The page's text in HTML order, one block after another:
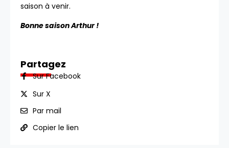
saison à venir.
Bonne saison Arthur !
Partagez
Sur Facebook
Sur X
Par mail
Copier le lien